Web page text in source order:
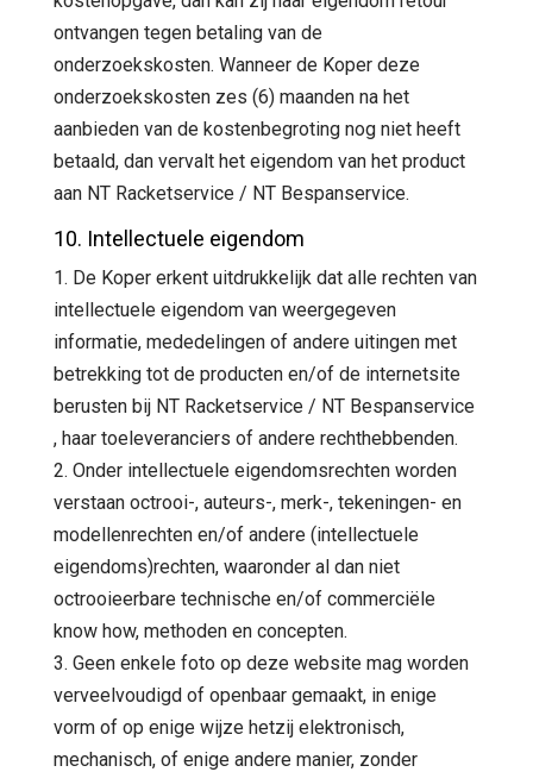
ontvangen tegen betaling van de
onderzoekskosten. Wanneer de Koper deze
onderzoekskosten zes (6) maanden na het
aanbieden van de kostenbegroting nog niet heeft
betaald, dan vervalt het eigendom van het product
aan NT Racketservice / NT Bespanservice.
10. Intellectuele eigendom
1. De Koper erkent uitdrukkelijk dat alle rechten van
intellectuele eigendom van weergegeven
informatie, mededelingen of andere uitingen met
betrekking tot de producten en/of de internetsite
berusten bij NT Racketservice / NT Bespanservice
, haar toeleveranciers of andere rechthebbenden.
2. Onder intellectuele eigendomsrechten worden
verstaan octrooi-, auteurs-, merk-, tekeningen- en
modellenrechten en/of andere (intellectuele
eigendoms)rechten, waaronder al dan niet
octrooieerbare technische en/of commerciële
know how, methoden en concepten.
3. Geen enkele foto op deze website mag worden
verveelvoudigd of openbaar gemaakt, in enige
vorm of op enige wijze hetzij elektronisch,
mechanisch, of enige andere manier, zonder